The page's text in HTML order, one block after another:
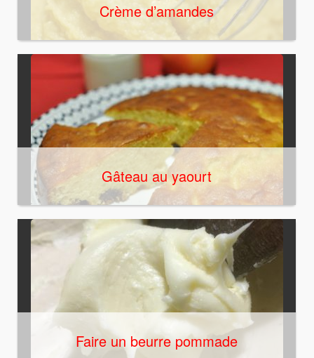
Crème d’amandes
Gâteau au yaourt
Faire un beurre pommade